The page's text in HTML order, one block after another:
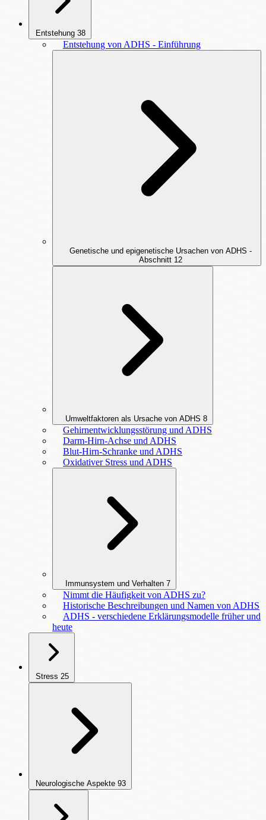
Entstehung 38
Entstehung von ADHS - Einführung
Genetische und epigenetische Ursachen von ADHS -
Abschnitt 12
Umweltfaktoren als Ursache von ADHS 8
Gehirnentwicklungsstörung und ADHS
Darm-Hirn-Achse und ADHS
Blut-Hirn-Schranke und ADHS
Oxidativer Stress und ADHS
Immunsystem und Verhalten 7
Nimmt die Häufigkeit von ADHS zu?
Historische Beschreibungen und Namen von ADHS
ADHS - verschiedene Erklärungsmodelle früher und
heute
Stress 25
Neurologische Aspekte 93